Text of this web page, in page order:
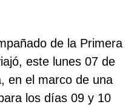
de la Primera
este lunes 07 de
en el marco de una
los días 09 y 10